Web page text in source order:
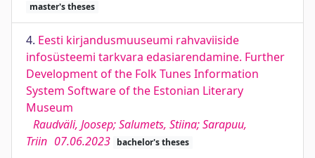
master's theses
4. Eesti kirjandusmuuseumi rahvaviiside
infosüsteemi tarkvara edasiarendamine. Further
Development of the Folk Tunes Information
System Software of the Estonian Literary
Museum
Raudväli, Joosep; Salumets, Stiina; Sarapuu,
Triin 07.06.2023 bachelor's theses